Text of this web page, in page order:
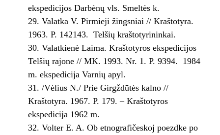
ekspedicijos Darbėnų vls. Smeltės k.
Valatka V. Pirmieji žingsniai // Kraštotyra.
1963. P. 142­143. ­ Telšių kraštotyrininkai.
Valatkienė Laima. Kraštotyros ekspedicijos
Telšių rajone // MK. 1993. Nr. 1. P. 93­94. ­ 1984
m. ekspedicija Varnių apyl.
/Vėlius N./ Prie Girgždūtės kalno //
Kraštotyra. 1967. P. 179. – Kraštotyros
ekspedicija 1962 m.
Volter E. A. Ob etnografičeskoj poezdke po